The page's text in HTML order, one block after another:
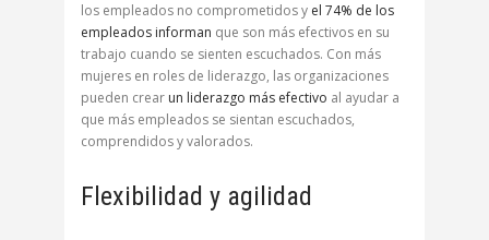
los empleados no comprometidos y el 74% de los
empleados informan que son más efectivos en su
trabajo cuando se sienten escuchados. Con más
mujeres en roles de liderazgo, las organizaciones
pueden crear un liderazgo más efectivo al ayudar a
que más empleados se sientan escuchados,
comprendidos y valorados.
Flexibilidad y agilidad